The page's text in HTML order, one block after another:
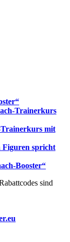
Trainerkurs
Trainerkurs mit
Figuren spricht
Booster“
sind